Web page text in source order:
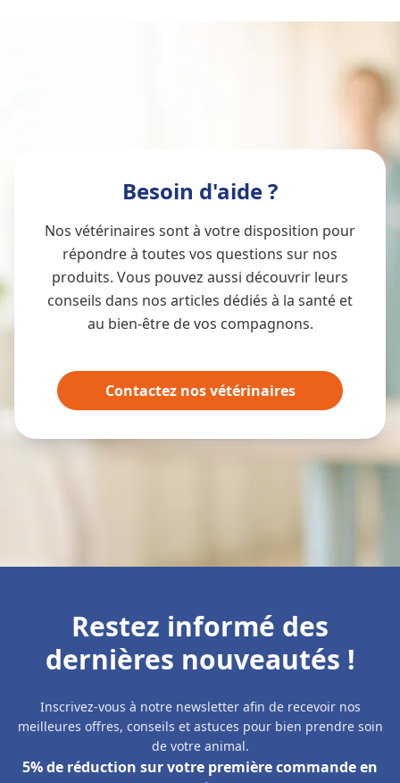
Besoin d'aide ?
Nos vétérinaires sont à votre disposition pour
répondre à toutes vos questions sur nos
produits. Vous pouvez aussi découvrir leurs
conseils dans nos articles dédiés à la santé et
au bien-être de vos compagnons.
Contactez nos vétérinaires
Restez informé des
dernières nouveautés !
Inscrivez-vous à notre newsletter afin de recevoir nos
meilleures offres, conseils et astuces pour bien prendre soin
de votre animal.
5% de réduction sur votre première commande en